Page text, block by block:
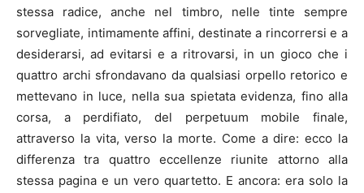
stessa radice, anche nel timbro, nelle tinte sempre
sorvegliate, intimamente affini, destinate a rincorrersi e a
desiderarsi, ad evitarsi e a ritrovarsi, in un gioco che i
quattro archi sfrondavano da qualsiasi orpello retorico e
mettevano in luce, nella sua spietata evidenza, fino alla
corsa, a perdifiato, del perpetuum mobile finale,
attraverso la vita, verso la morte. Come a dire: ecco la
differenza tra quattro eccellenze riunite attorno alla
stessa pagina e un vero quartetto. E ancora: era solo la